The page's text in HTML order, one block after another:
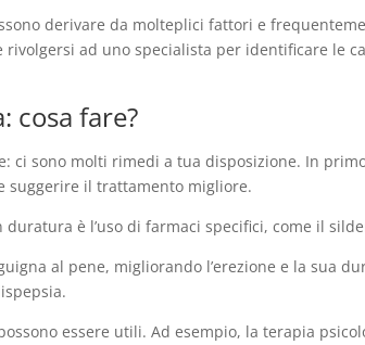
derivare da molteplici fattori e
ad uno specialista per identificare le
cosa fare?
ci sono molti rimedi a tua disposizione. In
suggerire il trattamento migliore.
è l’uso di farmaci specifici, come il
al pene, migliorando l’erezione e la sua
essere utili. Ad esempio, la terapia